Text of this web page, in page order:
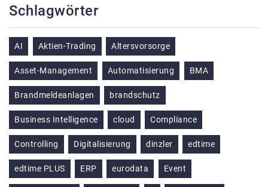
Schlagwörter
AI Aktien-Trading Altersvorsorge
Asset-Management Automatisierung BMA
Brandmeldeanlagen brandschutz
Business Intelligence cloud Compliance
Controlling Digitalisierung dinzler edtime
edtime PLUS ERP eurodata Event